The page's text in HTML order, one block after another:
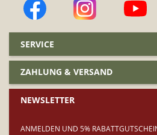
SERVICE
ZAHLUNG & VERSAND
NEWSLETTER
ANMELDEN UND 5%